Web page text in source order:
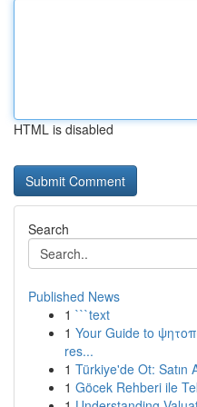
HTML is disabled
Search
Published News
1 ```text
1 Your Guide to
res...
1 Türkiye'de Ot: Satın
1 Göcek Rehberi ile